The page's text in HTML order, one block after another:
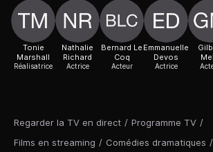
Regarder la TV en direct / Programme TV /
Films en streaming / Comédies dramatiques /
Tonie
Marshall
Réalisatrice
Nathalie
Richard
Actrice
Bernard Le
Coq
Acteur
Emmanuelle
Devos
Actrice